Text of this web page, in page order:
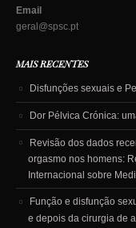
Email
geral@spsc.pt
MAIS RECENTES
Disfunções sexuais e
Dor Pélvica Crónica:
Revisão dos dados
orgasmo nos homens:
Internacional sobre
Função e disfunção
e depois da cirurgia de